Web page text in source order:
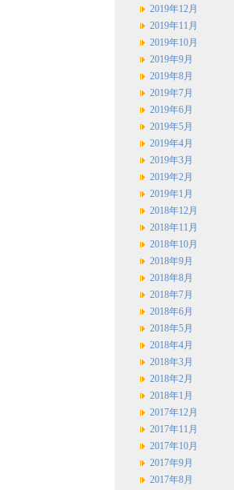
2019年12月
2019年11月
2019年10月
2019年9月
2019年8月
2019年7月
2019年6月
2019年5月
2019年4月
2019年3月
2019年2月
2019年1月
2018年12月
2018年11月
2018年10月
2018年9月
2018年8月
2018年7月
2018年6月
2018年5月
2018年4月
2018年3月
2018年2月
2018年1月
2017年12月
2017年11月
2017年10月
2017年9月
2017年8月